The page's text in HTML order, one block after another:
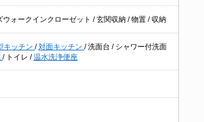
ウォークインクローゼット /玄関収納 /物置 /収納
キッチン /対面キッチン /洗面台 / シャワー付洗面
/ トイレ /温水洗浄便座